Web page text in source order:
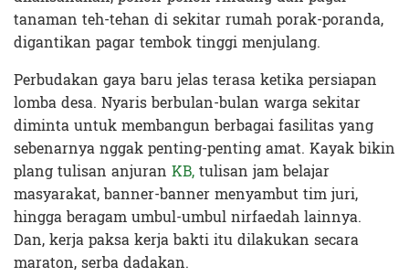
tanaman teh-tehan di sekitar rumah porak-poranda,
digantikan pagar tembok tinggi menjulang.
Perbudakan gaya baru jelas terasa ketika persiapan
lomba desa. Nyaris berbulan-bulan warga sekitar
diminta untuk membangun berbagai fasilitas yang
sebenarnya nggak penting-penting amat. Kayak bikin
plang tulisan anjuran KB,tulisan jam belajar
masyarakat, banner-banner menyambut tim juri,
hingga beragam umbul-umbul nirfaedah lainnya.
Dan,kerja paksakerja bakti itu dilakukan secara
maraton, serba dadakan.